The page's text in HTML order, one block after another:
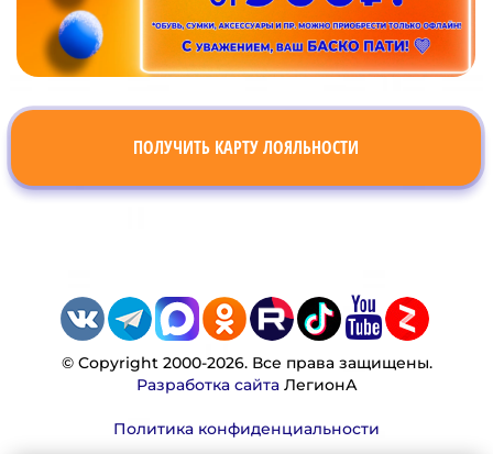
ПОЛУЧИТЬ КАРТУ ЛОЯЛЬНОСТИ
© Copyright 2000-2026. Все права защищены.
Разработка сайтаЛегионА
Политика конфиденциальности